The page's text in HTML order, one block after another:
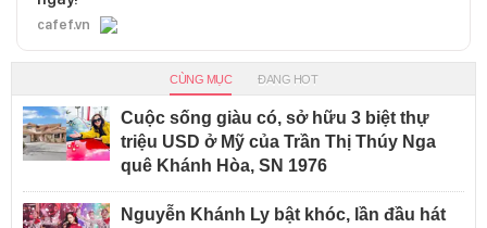
cafef.vn
CÙNG MỤC ĐANG HOT
Cuộc sống giàu có, sở hữu 3 biệt thự
triệu USD ở Mỹ của Trần Thị Thúy Nga
quê Khánh Hòa, SN 1976
Nguyễn Khánh Ly bật khóc, lần đầu hát